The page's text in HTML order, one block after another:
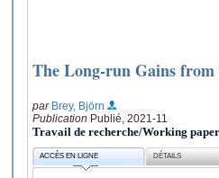
The Long-run Gains
par Brey, Björn
Publication Publié, 2021-11
Travail de recherche/Working paper
ACCÈS EN LIGNE DÉTAILS